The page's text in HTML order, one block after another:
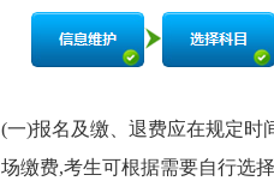
(一)报名及缴、退费应在规定时
场缴费,考生可根据需要自行选择